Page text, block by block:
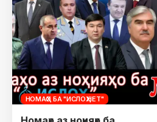
НОМАҲО БА "ИСЛОҲ.НЕТ"